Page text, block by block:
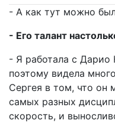
- А как тут можно
- Его талант
- Я работала с Дарио
поэтому видела
Сергея в том, что он
самых разных
скорость, и